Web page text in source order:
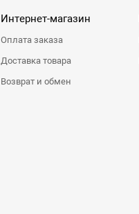
Интернет-магазин
Оплата заказа
Доставка товара
Возврат и обмен